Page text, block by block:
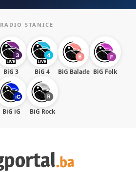
RADIO STANICE
BiG 3 BiG 4 BiG Balade BiG Folk
BiG iG BiG Rock